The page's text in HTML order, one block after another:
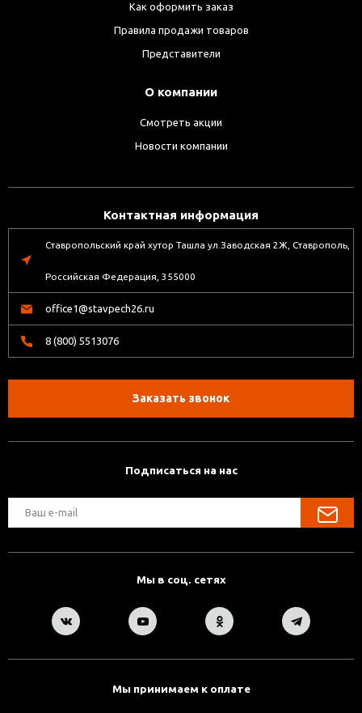
Как оформить заказ
Правила продажи товаров
Представители
О компании
Смотреть акции
Новости компании
Контактная информация
Ставропольский край хутор Ташла ул.Заводская 2Ж, Ставрополь,
Российская Федерация, 355000
office1@stavpech26.ru
8 (800) 5513076
Заказать звонок
Подписаться на нас
Мы в соц. сетях
Мы принимаем к оплате